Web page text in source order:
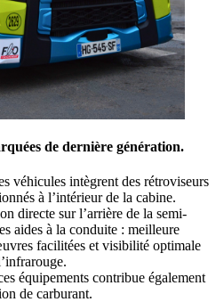
de dernière génération.
véhicules intègrent des rétroviseurs
à l’intérieur de la cabine.
directe sur l’arrière de la semi-
aides à la conduite : meilleure
facilitées et visibilité optimale
équipements contribue également
de carburant.